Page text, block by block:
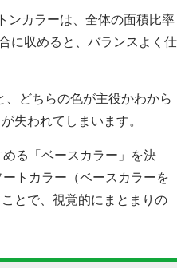
ンカラーは、全体の面積比率
に収めると、バランスよく仕
、どちらの色が主役かわから
失われてしまいます。
る「ベースカラー」を決
トカラー（ベースカラーを
とで、視覚的にまとまりの